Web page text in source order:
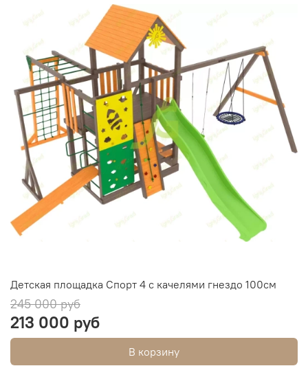
Детская площадка Спорт 4 с качелями гнездо 100см
245 000 руб
213 000 руб
В корзину